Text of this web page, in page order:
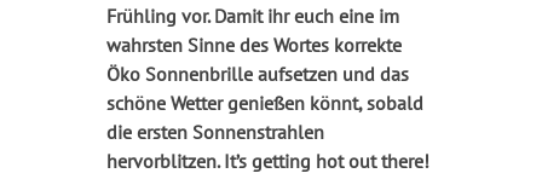
Frühling vor. Damit ihr euch eine im
wahrsten Sinne des Wortes korrekte
Öko Sonnenbrille aufsetzen und das
schöne Wetter genießen könnt, sobald
die ersten Sonnenstrahlen
hervorblitzen. It’s getting hot out there!